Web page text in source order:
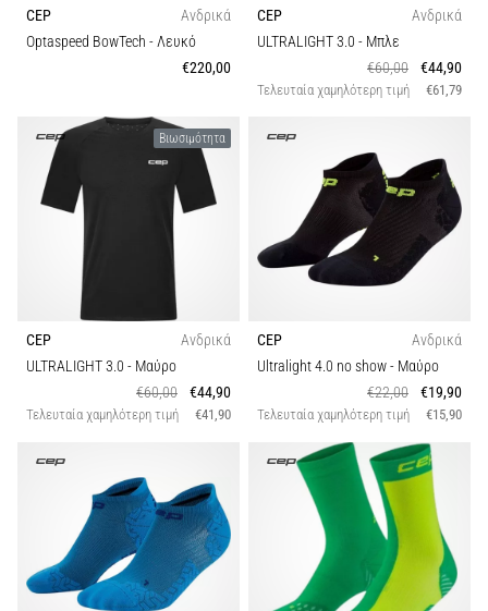
CEP
Ανδρικά
Optaspeed BowTech - Λευκό
€220,00
CEP
Ανδρικά
ULTRALIGHT 3.0 - Μπλε
€60,00
€44,90
Τελευταία χαμηλότερη τιμή €61,79
Βιωσιμότητα
CEP
Ανδρικά
ULTRALIGHT 3.0 - Μαύρο
€60,00
€44,90
Τελευταία χαμηλότερη τιμή €41,90
CEP
Ανδρικά
Ultralight 4.0 no show- Μαύρο
€22,00
€19,90
Τελευταία χαμηλότερη τιμή €15,90